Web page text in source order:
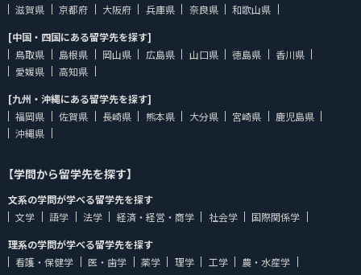
滋賀県
京都府 大阪府 兵庫県 奈良県
和歌山県
[中国・四国にある留学先を探す]
鳥取県
島根県 岡山県 広島県 山口県 徳島県
香川県
愛媛県
高知県
[九州・沖縄にある留学先を探す]
福岡県
佐賀県 長崎県 熊本県 大分県 宮崎県
鹿児島県
沖縄県
【学問から留学先を探す】
文系の学問が学べる留学先を探す
文学
語学 法学 経済・経営・商学 社会学
国際関係学
理系の学問が学べる留学先を探す
看護・保健学
医・歯学 薬学 理学 工学
農・水産学